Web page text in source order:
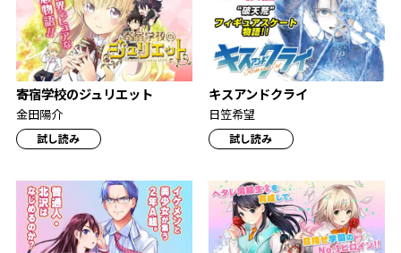
寄宿学校のジュリエット
金田陽介
試し読み
キスアンドクライ
日笠希望
試し読み